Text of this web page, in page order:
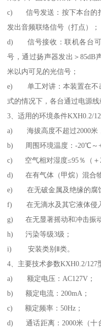
c) 信号发送：按下本台的
发出音频联络信号（打点）；
d) 信号接收：联机各台可
号，通过扬声器发出＞85dB
米以内可见的光信号；
e) 单工对讲：本装置在不
式的情况下，各台通过电源线
3、适用的环境条件KXH0.2/
a) 海拔高度不超过2000米，
b) 周围环境温度：-20℃～
c) 空气相对湿度≤95％（＋
d) 在有气体（甲烷）混合物
e) 在无破金属及绝缘的腐
f) 在无滴水及其它液体侵入
g) 在无显著摇动和冲击振动
h) 污染等级3级；
i) 安装类别Ⅱ类。
4、主要技术参数KXH0.2/127
a) 额定电压：AC127V；
b) 额定电流：200mA；
c) 额定频率：50Hz；
d) 通话距离：2000米（十